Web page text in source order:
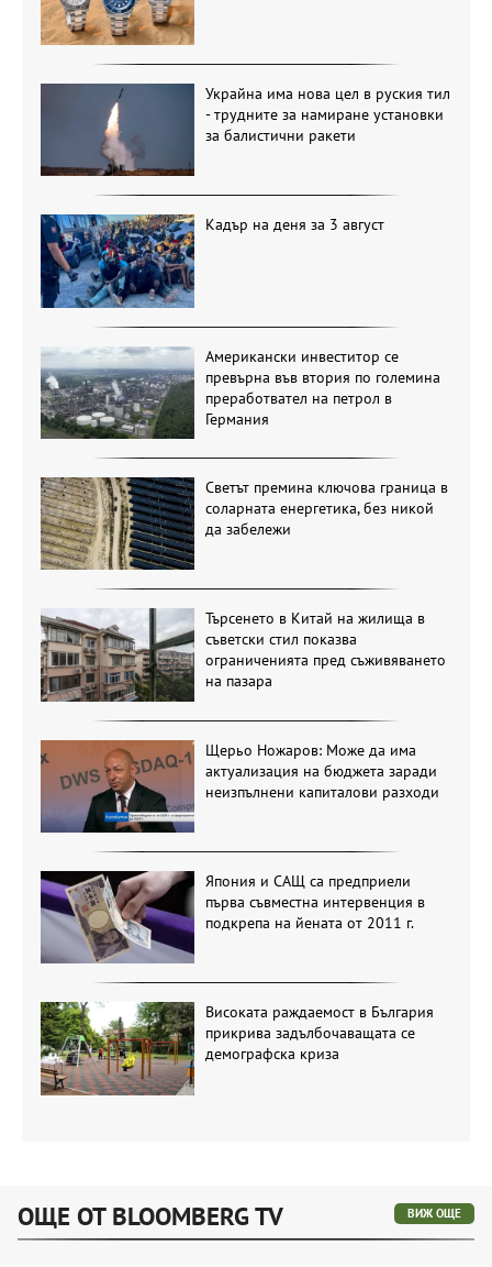
Украйна има нова цел в руския тил
- трудните за намиране установки
за балистични ракети
Кадър на деня за 3 август
Американски инвеститор се
превърна във втория по големина
преработвател на петрол в
Германия
Светът премина ключова граница в
соларната енергетика, без никой
да забележи
Търсенето в Китай на жилища в
съветски стил показва
ограниченията пред съживяването
на пазара
Щерьо Ножаров: Може да има
актуализация на бюджета заради
неизпълнени капиталови разходи
Япония и САЩ са предприели
първа съвместна интервенция в
подкрепа на йената от 2011 г.
Високата раждаемост в България
прикрива задълбочаващата се
демографска криза
ОЩЕ ОТ BLOOMBERG TV ВИЖ ОЩЕ